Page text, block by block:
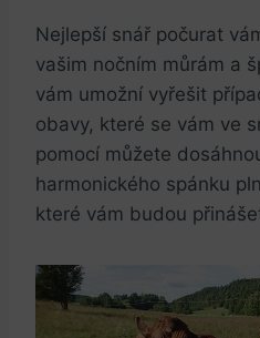
Nejlepší snář počurat
vašim nočním můrám a
vám umožní vyřešit
obavy, které se vám ve
pomocí můžete
harmonického spánku
které vám budou